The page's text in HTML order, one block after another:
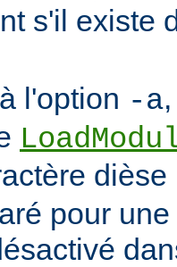
s'il existe
l'option -a
dièse
pour